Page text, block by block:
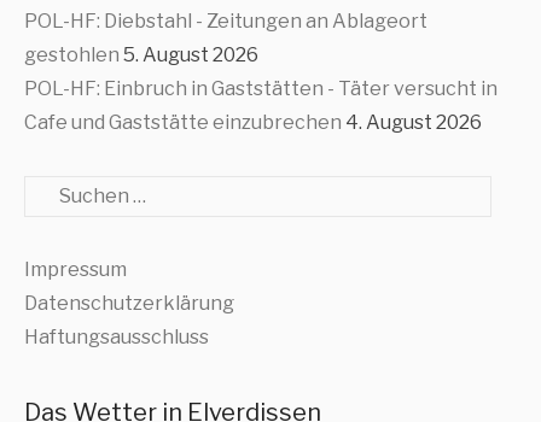
POL-HF: Diebstahl - Zeitungen an Ablageort
gestohlen 5. August 2026
POL-HF: Einbruch in Gaststätten - Täter versucht in
Cafe und Gaststätte einzubrechen 4. August 2026
Suche
Impressum
Datenschutzerklärung
Haftungsausschluss
Das Wetter in Elverdissen